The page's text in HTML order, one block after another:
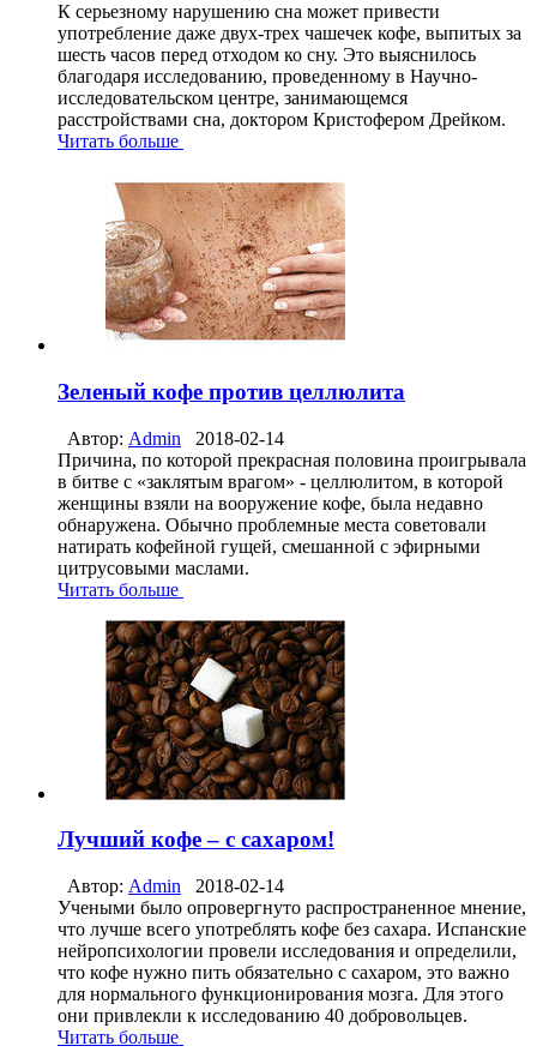
К серьезному нарушению сна может привести
употребление даже двух-трех чашечек кофе, выпитых за
шесть часов перед отходом ко сну. Это выяснилось
благодаря исследованию, проведенному в Научно-
исследовательском центре, занимающемся
расстройствами сна, доктором Кристофером Дрейком.
Читать больше
Зеленый кофе против целлюлита
Автор: Admin
2018-02-14
Причина, по которой прекрасная половина проигрывала
в битве с «заклятым врагом» - целлюлитом, в которой
женщины взяли на вооружение кофе, была недавно
обнаружена. Обычно проблемные места советовали
натирать кофейной гущей, смешанной с эфирными
цитрусовыми маслами.
Читать больше
Лучший кофе – с сахаром!
Автор: Admin
2018-02-14
Учеными было опровергнуто распространенное мнение,
что лучше всего употреблять кофе без сахара. Испанские
нейропсихологии провели исследования и определили,
что кофе нужно пить обязательно с сахаром, это важно
для нормального функционирования мозга. Для этого
они привлекли к исследованию 40 добровольцев.
Читать больше